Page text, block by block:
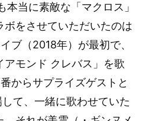
当に素敵な「マクロス」
をさせていただいたのは
ブ（2018年）が最初で、
アモンド クレバス」を歌
からサプライズゲストと
て、一緒に歌わせていた